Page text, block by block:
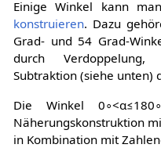
Einige Winkel kann
konstruieren. Dazu
Grad- und 54 Grad-
durch
Subtraktion (siehe unten)
Die Winkel 0∘<α≤180∘
Näherungskonstruktion
in Kombination mit